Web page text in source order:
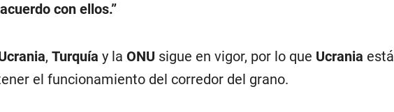
con ellos.”
, Turquía y la ONU sigue en vigor, por lo que Ucrania está
el funcionamiento del corredor del grano.